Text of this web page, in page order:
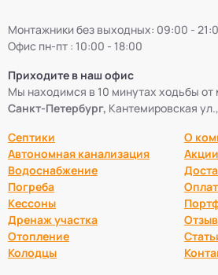
Монтажники без выходных: 09:00 -
Офис пн-пт : 10:00 - 18:00
Приходите в наш офис
Мы находимся в 10 минутах ходьбы от
Санкт-Петербург, Кантемировская
Септики
Автономная канализация
Водоснабжение
Погреба
Кессоны
Дренаж участка
Отопление
Колодцы
О
Акции